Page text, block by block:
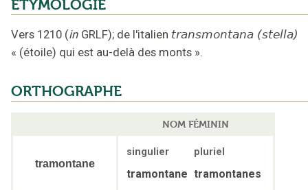
ÉTYMOLOGIE
Vers 1210 (in GRLF); de l'italien transmontana (stella)
« (étoile) qui est au-delà des monts ».
ORTHOGRAPHE
NOM FÉMININ
tramontane
singulier pluriel
tramontane tramontanes